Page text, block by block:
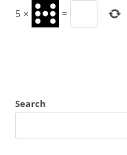
5 × =
Search